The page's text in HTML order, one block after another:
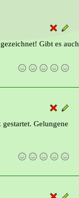
Gibt es auch
Gelungene